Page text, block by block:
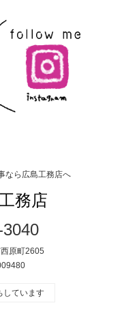
なら広島工務店へ
務店
原町2605
ています